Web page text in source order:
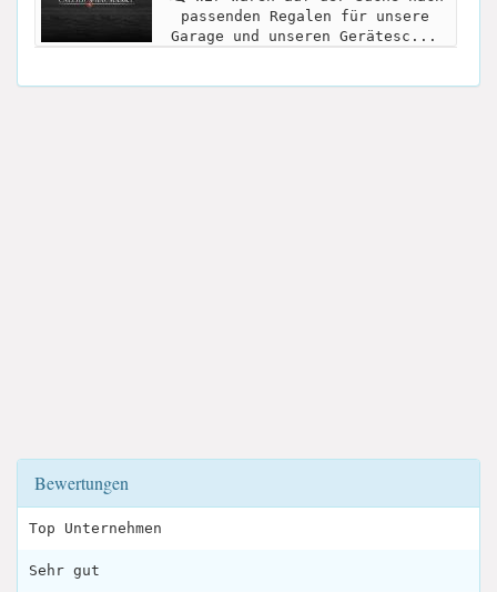
passenden Regalen für unsere
Garage und unseren Gerätesc...
Bewertungen
Top Unternehmen
Sehr gut